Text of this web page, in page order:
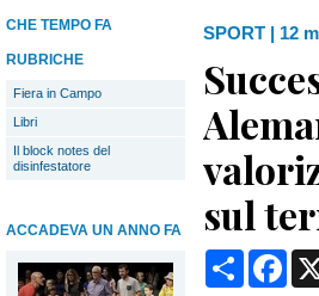
CHE TEMPO FA
RUBRICHE
Fiera in Campo
Libri
Il block notes del
disinfestatore
ACCADEVA UN ANNO FA
SPORT | 12
sul